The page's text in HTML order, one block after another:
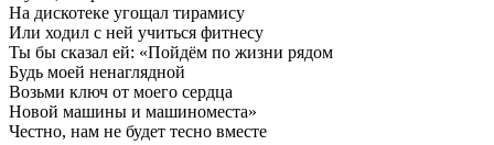
На дискотеке угощал тирамису
Или ходил с ней учиться фитнесу
Ты бы сказал ей: «Пойдём по жизни рядом
Будь моей ненаглядной
Возьми ключ от моего сердца
Новой машины и машиноместа»
Честно, нам не будет тесно вместе